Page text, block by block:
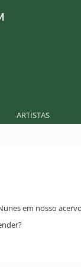
ARTISTAS
em nosso